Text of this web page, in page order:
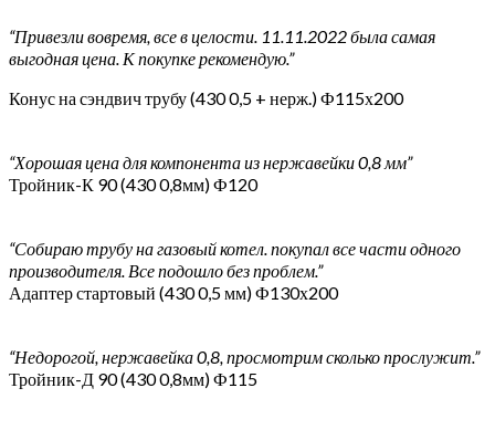
“Привезли вовремя, все в целости. 11.11.2022 была самая
выгодная цена. К покупке рекомендую.”
Конус на сэндвич трубу (430 0,5 + нерж.) Ф115х200
“Хорошая цена для компонента из нержавейки 0,8 мм”
Тройник-К 90 (430 0,8мм) Ф120
“Собираю трубу на газовый котел. покупал все части одного
производителя. Все подошло без проблем.”
Адаптер стартовый (430 0,5 мм) Ф130х200
“Недорогой, нержавейка 0,8, просмотрим сколько прослужит.”
Тройник-Д 90 (430 0,8мм) Ф115